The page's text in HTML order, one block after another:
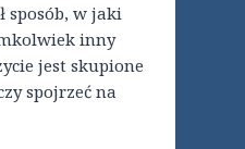
sposób, w jaki
inny
jest skupione
spojrzeć na